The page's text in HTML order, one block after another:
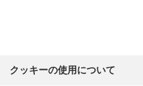
クッキーの使用について